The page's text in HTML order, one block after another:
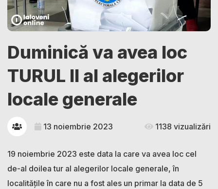
Duminică va avea loc
TURUL II al alegerilor
locale generale
13 noiembrie 2023 1138 vizualizări
19 noiembrie 2023 este data la care va avea loc cel
de-al doilea tur al alegerilor locale generale, în
localitățile în care nu a fost ales un primar la data de 5